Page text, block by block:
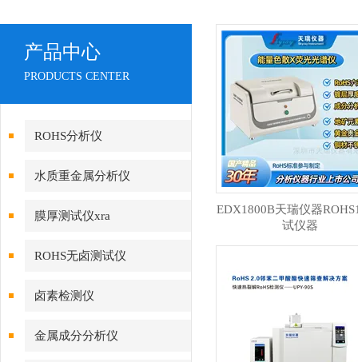
产品中心
PRODUCTS CENTER
ROHS分析仪
水质重金属分析仪
膜厚测试仪xra
ROHS无卤测试仪
卤素检测仪
金属成分分析仪
EDX1800B天瑞仪器
试仪器